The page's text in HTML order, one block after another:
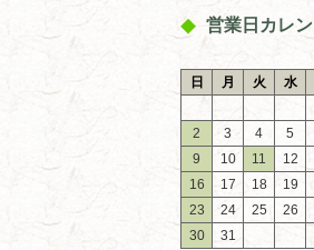
営業日カレ
日
月 火 水
2
3 4 5
9
10 11 12
16
17 18 19
23
24 25 26
30
31